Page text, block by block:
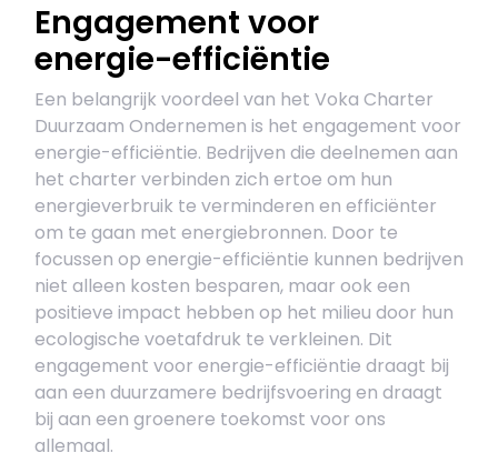
Engagement voor
energie-efficiëntie
Een belangrijk voordeel van het Voka Charter
Duurzaam Ondernemen is het engagement voor
energie-efficiëntie. Bedrijven die deelnemen aan
het charter verbinden zich ertoe om hun
energieverbruik te verminderen en efficiënter
om te gaan met energiebronnen. Door te
focussen op energie-efficiëntie kunnen bedrijven
niet alleen kosten besparen, maar ook een
positieve impact hebben op het milieu door hun
ecologische voetafdruk te verkleinen. Dit
engagement voor energie-efficiëntie draagt bij
aan een duurzamere bedrijfsvoering en draagt
bij aan een groenere toekomst voor ons
allemaal.